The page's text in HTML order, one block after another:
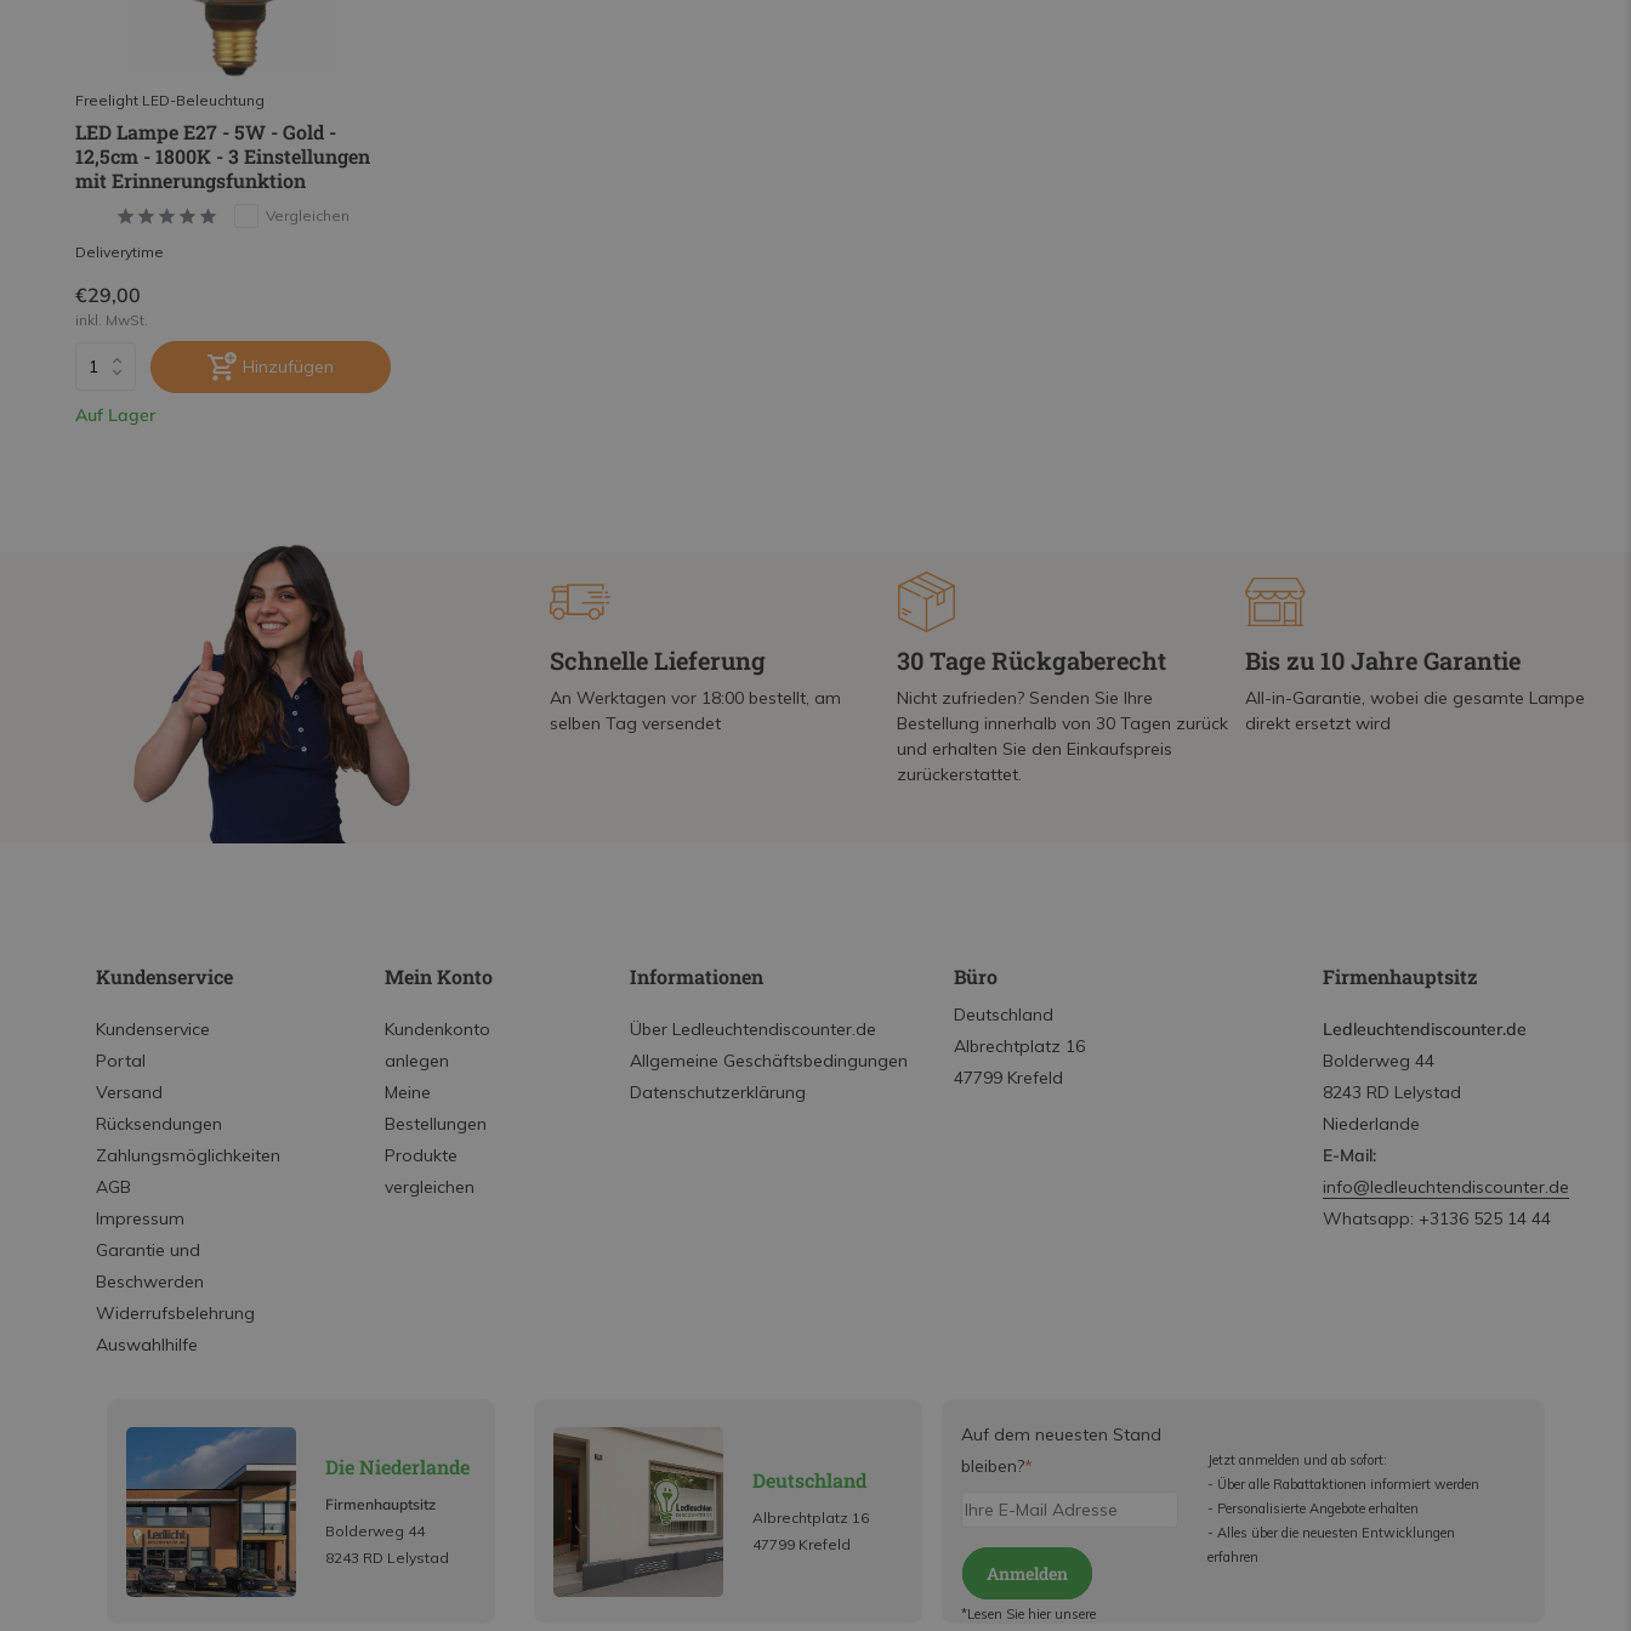
Freelight LED-Beleuchtung
LED Lampe E27 - 5W - Gold -
12,5cm - 1800K - 3 Einstellungen
mit Erinnerungsfunktion
Vergleichen
Deliverytime
€29,00
inkl. MwSt.
Hinzufügen
Auf Lager
Schnelle Lieferung
An Werktagen vor 18:00 bestellt, am
selben Tag versendet
30 Tage Rückgaberecht
Nicht zufrieden? Senden Sie Ihre
Bestellung innerhalb von 30 Tagen zurück
und erhalten Sie den Einkaufspreis
zurückerstattet.
Bis zu 10 Jahre Garantie
All-in-Garantie, wobei die gesamte Lampe
direkt ersetzt wird
Kundenservice
Kundenservice
Portal
Versand
Rücksendungen
Zahlungsmöglichkeiten
AGB
Impressum
Garantie und
Beschwerden
Widerrufsbelehrung
Auswahlhilfe
Mein Konto
Kundenkonto
anlegen
Meine
Bestellungen
Produkte
vergleichen
Informationen
Über Ledleuchtendiscounter.de
Allgemeine Geschäftsbedingungen
Datenschutzerklärung
Büro
Deutschland
Albrechtplatz 16
47799 Krefeld
Firmenhauptsitz
Ledleuchtendiscounter.de
Bolderweg 44
8243 RD Lelystad
Niederlande
E-Mail:
info@ledleuchtendiscounter.de
Whatsapp: +3136 525 14 44
Die Niederlande
Firmenhauptsitz
Bolderweg 44
8243 RD Lelystad
Deutschland
Albrechtplatz 16
47799 Krefeld
Auf dem neuesten Stand
bleiben?*
Anmelden
*Lesen Sie hier unsere
Jetzt anmelden und ab sofort:
- Über alle Rabattaktionen informiert werden
- Personalisierte Angebote erhalten
- Alles über die neuesten Entwicklungen
erfahren